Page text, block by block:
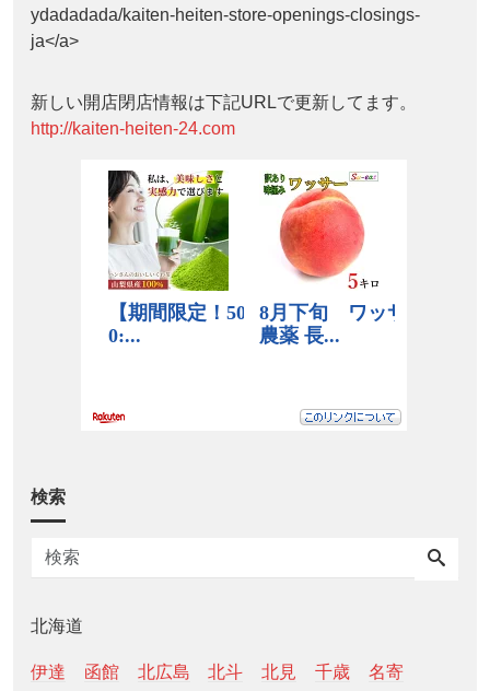
ydadadada/kaiten-heiten-store-openings-closings-
ja</a>
新しい開店閉店情報は下記URLで更新してます。
http://kaiten-heiten-24.com
検索
北海道
伊達 函館 北広島 北斗 北見 千歳
名寄